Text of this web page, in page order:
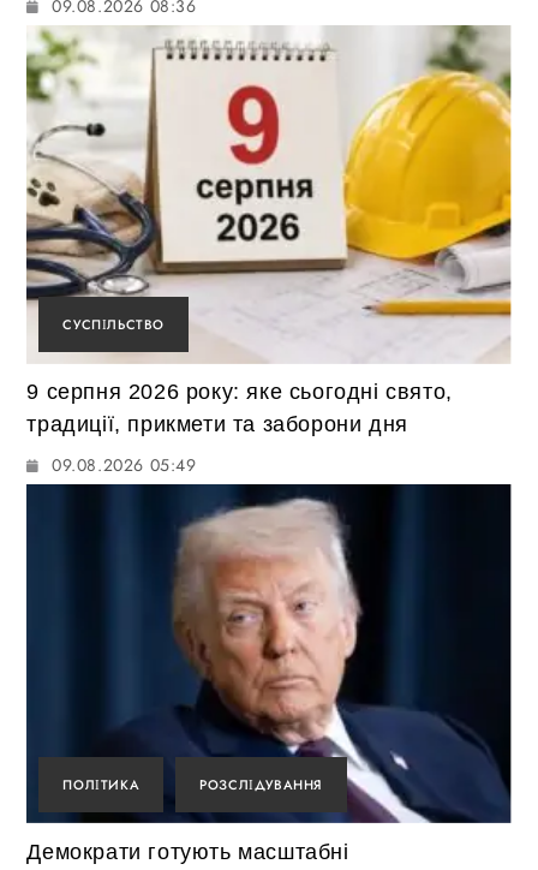
09.08.2026 08:36
СУСПІЛЬСТВО
9 серпня 2026 року: яке сьогодні свято,
традиції, прикмети та заборони дня
09.08.2026 05:49
ПОЛІТИКА РОЗСЛІДУВАННЯ
Демократи готують масштабні